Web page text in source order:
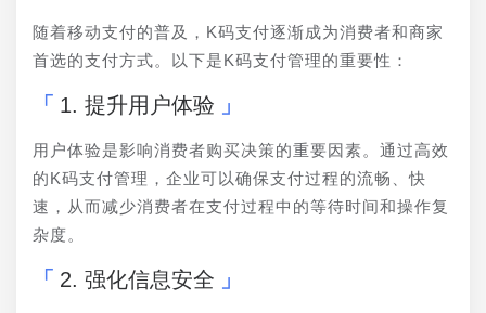
随着移动支付的普及，K码支付逐渐成为消费者和商家
首选的支付方式。以下是K码支付管理的重要性：
1. 提升用户体验
用户体验是影响消费者购买决策的重要因素。通过高效
的K码支付管理，企业可以确保支付过程的流畅、快
速，从而减少消费者在支付过程中的等待时间和操作复
杂度。
2. 强化信息安全